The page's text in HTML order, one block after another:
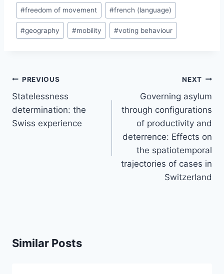
#freedom of movement #french (language)
#geography #mobility #voting behaviour
Post
navigation
PREVIOUS
Statelessness
determination: the
Swiss experience
NEXT
Governing asylum
through configurations
of productivity and
deterrence: Effects on
the spatiotemporal
trajectories of cases in
Switzerland
Similar Posts